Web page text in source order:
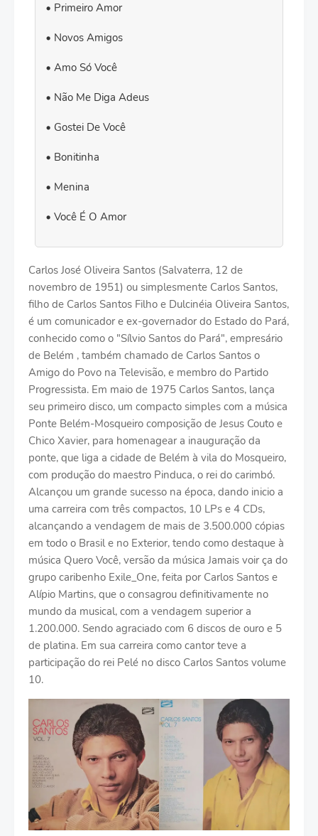
Primeiro Amor
Novos Amigos
Amo Só Você
Não Me Diga Adeus
Gostei De Você
Bonitinha
Menina
Você É O Amor
Carlos José Oliveira Santos (Salvaterra, 12 de
novembro de 1951) ou simplesmente Carlos Santos,
filho de Carlos Santos Filho e Dulcinéia Oliveira Santos,
é um comunicador e ex-governador do Estado do Pará,
conhecido como o "Sílvio Santos do Pará", empresário
de Belém , também chamado de Carlos Santos o
Amigo do Povo na Televisão, e membro do Partido
Progressista. Em maio de 1975 Carlos Santos, lança
seu primeiro disco, um compacto simples com a música
Ponte Belém-Mosqueiro composição de Jesus Couto e
Chico Xavier, para homenagear a inauguração da
ponte, que liga a cidade de Belém à vila do Mosqueiro,
com produção do maestro Pinduca, o rei do carimbó.
Alcançou um grande sucesso na época, dando inicio a
uma carreira com três compactos, 10 LPs e 4 CDs,
alcançando a vendagem de mais de 3.500.000 cópias
em todo o Brasil e no Exterior, tendo como destaque à
música Quero Você, versão da música Jamais voir ça do
grupo caribenho Exile_One, feita por Carlos Santos e
Alípio Martins, que o consagrou definitivamente no
mundo da musical, com a vendagem superior a
1.200.000. Sendo agraciado com 6 discos de ouro e 5
de platina. Em sua carreira como cantor teve a
participação do rei Pelé no disco Carlos Santos volume
10.